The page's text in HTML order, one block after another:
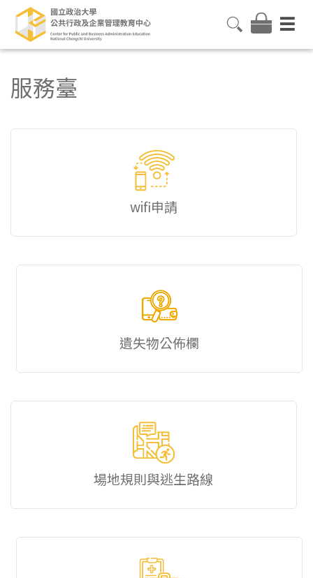
服務臺
wifi申請
遺失物公佈欄
場地規則與逃生路線